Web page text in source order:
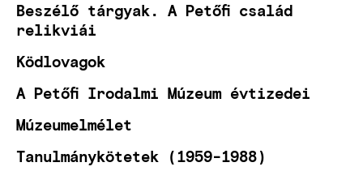
Beszélő tárgyak. A Petőfi család
relikviái
Ködlovagok
A Petőfi Irodalmi Múzeum évtizedei
Múzeumelmélet
Tanulmánykötetek (1959-1988)